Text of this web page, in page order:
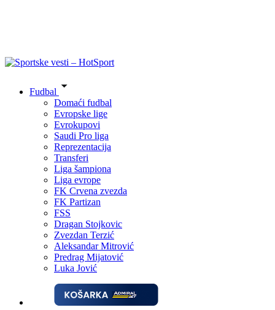
Fudbal
Domaći fudbal
Evropske lige
Evrokupovi
Saudi Pro liga
Reprezentacija
Transferi
Liga šampiona
Liga evrope
FK Crvena zvezda
FK Partizan
FSS
Dragan Stojkovic
Zvezdan Terzić
Aleksandar Mitrović
Predrag Mijatović
Luka Jović